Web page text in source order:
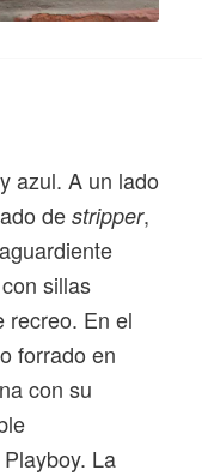
azul. A un lado
de stripper,
sillas
recreo. En el
forrado en
con su
La